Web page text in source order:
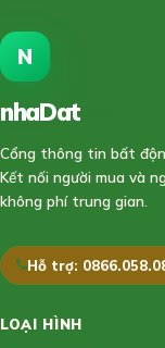
N
nhaDat
Cổng thông tin bất
Kết nối người mua và
không phí trung gian.
Hỗ trợ:
LOẠI HÌNH